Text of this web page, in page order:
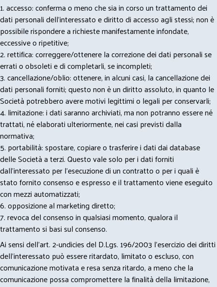
1. accesso: conferma o meno che sia in corso un trattamento dei
dati personali dell’interessato e diritto di accesso agli stessi; non è
possibile rispondere a richieste manifestamente infondate,
eccessive o ripetitive;
2. rettifica: correggere/ottenere la correzione dei dati personali se
errati o obsoleti e di completarli, se incompleti;
3. cancellazione/oblio: ottenere, in alcuni casi, la cancellazione dei
dati personali forniti; questo non è un diritto assoluto, in quanto le
Società potrebbero avere motivi legittimi o legali per conservarli;
4. limitazione: i dati saranno archiviati, ma non potranno essere né
trattati, né elaborati ulteriormente, nei casi previsti dalla
normativa;
5. portabilità: spostare, copiare o trasferire i dati dai database
delle Società a terzi. Questo vale solo per i dati forniti
dall’interessato per l’esecuzione di un contratto o per i quali è
stato fornito consenso e espresso e il trattamento viene eseguito
con mezzi automatizzati;
6. opposizione al marketing diretto;
7. revoca del consenso in qualsiasi momento, qualora il
trattamento si basi sul consenso.
Ai sensi dell’art. 2-undicies del D.Lgs. 196/2003 l’esercizio dei diritti
dell’interessato può essere ritardato, limitato o escluso, con
comunicazione motivata e resa senza ritardo, a meno che la
comunicazione possa compromettere la finalità della limitazione,